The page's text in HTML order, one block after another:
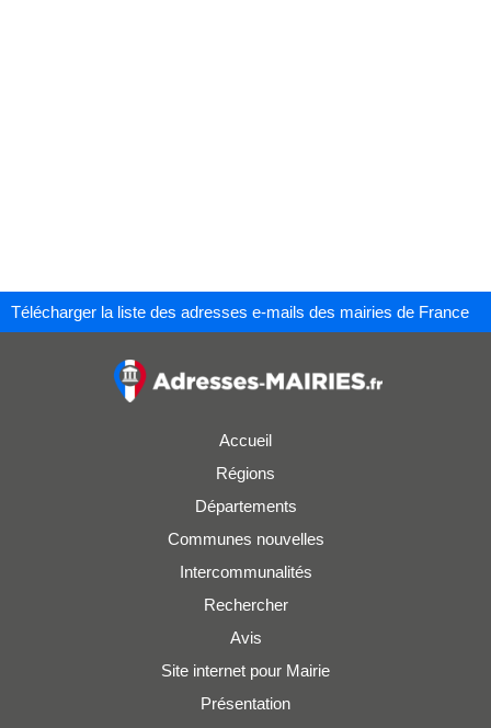
Télécharger la liste des adresses e-mails des mairies de France
Accueil
Régions
Départements
Communes nouvelles
Intercommunalités
Rechercher
Avis
Site internet pour Mairie
Présentation